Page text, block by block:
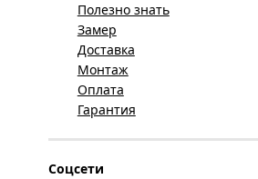
Полезно знать
Замер
Доставка
Монтаж
Оплата
Гарантия
Соцсети